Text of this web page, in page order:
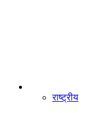
राष्ट्रीय